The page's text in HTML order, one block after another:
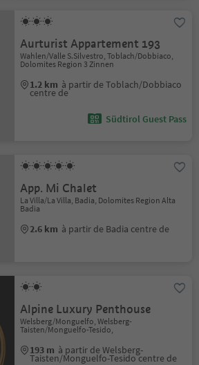
Aurturist Appartement 193
Wahlen/Valle S.Silvestro, Toblach/Dobbiaco,
Dolomites Region 3 Zinnen
1.2 km à partir de Toblach/Dobbiaco
centre de
Südtirol Guest Pass
App. Mi Chalet
La Villa/La Villa, Badia, Dolomites Region Alta
Badia
2.6 km à partir de Badia centre de
Alpine Luxury Penthouse
Welsberg/Monguelfo, Welsberg-
Taisten/Monguelfo-Tesido,
193 m à partir de Welsberg-
Taisten/Monguelfo-Tesido centre de